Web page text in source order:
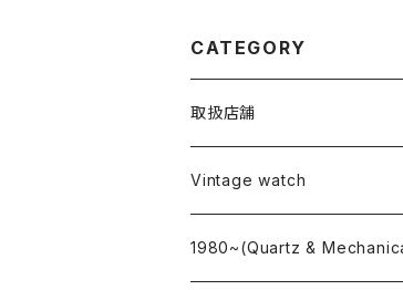
CATEGORY
取扱店舗
L o'clock
"delve"
Vintage watch
海外ブランド
1980~(Quartz &